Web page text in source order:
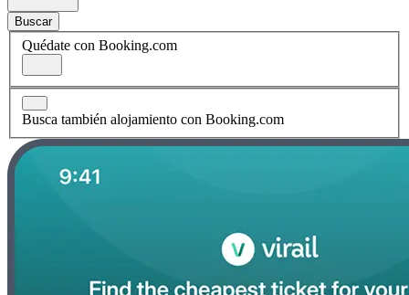
Buscar
Quédate con Booking.com
Busca también alojamiento con Booking.com